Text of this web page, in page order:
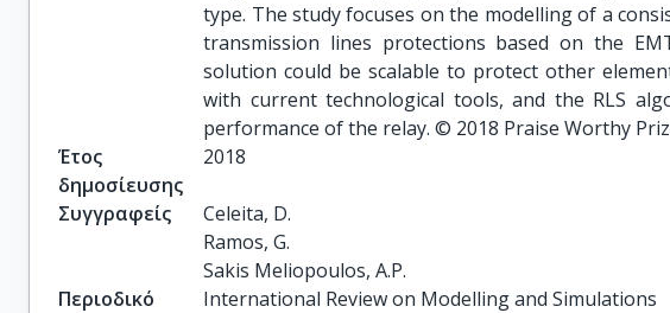
type. The study focuses on the modelling of a
transmission lines protections based on the
solution could be scalable to protect other
with current technological tools, and the RLS
performance of the relay. © 2018 Praise Worthy
Έτος
δημοσίευσης
2018
Συγγραφείς
Celeita, D.
Ramos, G.
Sakis Meliopoulos, A.P.
Περιοδικό
International Review on Modelling and Simulations